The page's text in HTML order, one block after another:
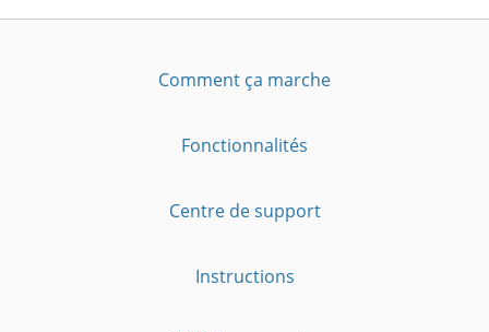
Comment ça marche
Fonctionnalités
Centre de support
Instructions